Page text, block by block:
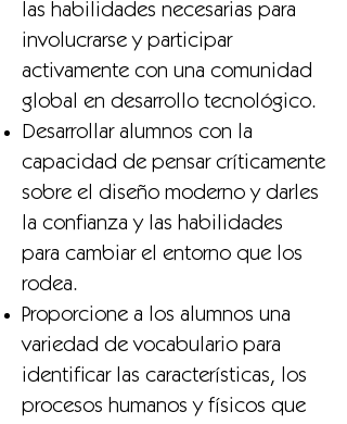
las habilidades necesarias para
involucrarse y participar
activamente con una comunidad
global en desarrollo tecnológico.
Desarrollar alumnos con la
capacidad de pensar críticamente
sobre el diseño moderno y darles
la confianza y las habilidades
para cambiar el entorno que los
rodea.
Proporcione a los alumnos una
variedad de vocabulario para
identificar las características, los
procesos humanos y físicos que